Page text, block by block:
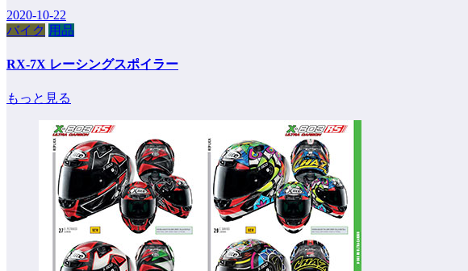
2020-10-22
バイク 用品
RX-7X レーシングスポイラー
もっと見る